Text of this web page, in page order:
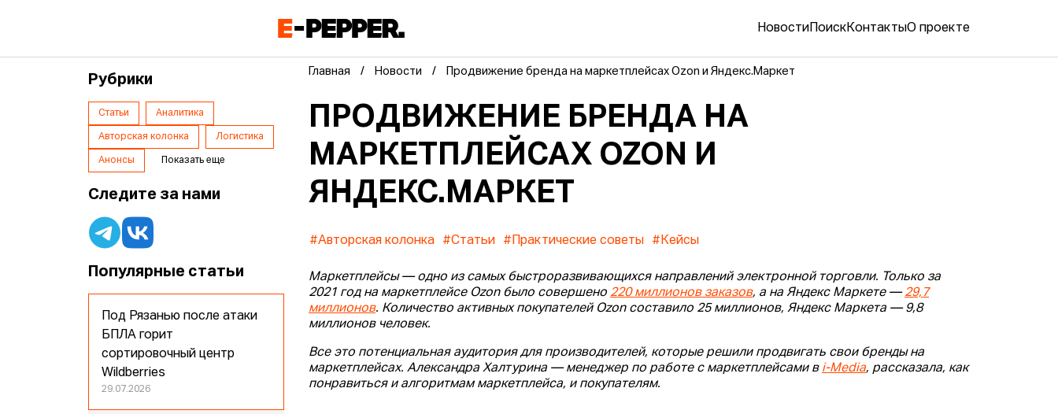
Новости ПоискКонтактыО проекте
Главная Новости Продвижение бренда на маркетплейсах Ozon и Яндекс.Маркет
ПРОДВИЖЕНИЕ БРЕНДА НА
МАРКЕТПЛЕЙСАХ OZON И
ЯНДЕКС.МАРКЕТ
#Авторская колонка #Статьи #Практические советы #Кейсы
Маркетплейсы — одно из самых быстроразвивающихся направлений электронной торговли. Только за
2021 год на маркетплейсе Ozon было совершено 220 миллионов заказов, а на Яндекс Маркете —29,7
миллионов. Количество активных покупателей Ozon составило 25 миллионов, Яндекс Маркета — 9,8
миллионов человек.
Все это потенциальная аудитория для производителей, которые решили продвигать свои бренды на
маркетплейсах. Александра Халтурина — менеджер по работе с маркетплейсами в i-Media, рассказала, как
понравиться и алгоритмам маркетплейса, и покупателям.
Рубрики
Статьи Аналитика
Авторская колонка Логистика
Анонсы Показать еще
Следите за нами
Популярные статьи
Под Рязанью после атаки
БПЛА горит
сортировочный центр
Wildberries
29.07.2026